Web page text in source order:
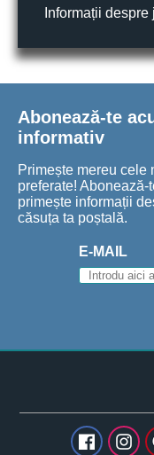
Informații despre
Abonează-te
informativ
Primește mereu cele
preferate!
primește informații
căsuța ta poștală.
E-MAIL